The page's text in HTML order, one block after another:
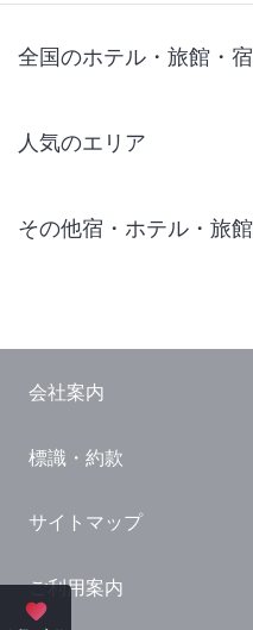
全国のホテル・旅館・
人気のエリア
仙台 ホテル
東京ドーム ホテル
横浜 ホテル
熱海 ホテル
京都 ホテル
その他宿・ホテル・旅
国内観光ガイド
旅行・観光情報
会社案内
標識・約款
サイトマップ
ご利用案内